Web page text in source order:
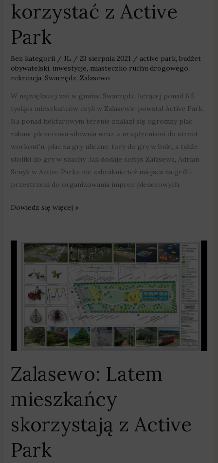
korzystać z Active
Park
Bez kategorii/ JL / 23 sierpnia 2021 / active park, budżet
obywatelski, inwestycje, miasteczko ruchu drogowego,
rekreacja, Swarzędz, Zalasewo
W największej wsi w gminie Swarzędz, liczącej ponad 6,5
tysiąca mieszkańców czyli w Zalasewie powstał Active Park.
Na ponad hektarowym terenie znalazł się ogromny plac
zabaw, plenerowa siłownia wraz z urządzeniami do street
workout’u, plac na gry uliczne, tory do gry w bule, a także
stoliki do gry w szachy. Jak dodaje sołtys Zalasewa, Adrian
Senyk w Active Parku nie zabraknie też miejsca na grill i
przestrzeni do organizowania imprez plenerowych.
Dowiedz się więcej »
Zalasewo: Latem
mieszkańcy
skorzystają z Active
Park
Zalasewo:
Latem
mieszkańcy
skorzystają